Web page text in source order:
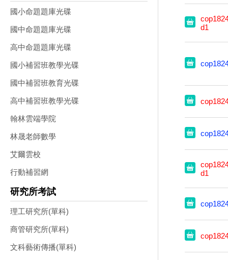
國小命題題庫光碟
國中命題題庫光碟
高中命題題庫光碟
國小補習班教學光碟
國中補習班教育光碟
高中補習班教學光碟
翰林雲端學院
林晟老師數學
艾爾雲校
行動補習網
研究所考試
理工研究所(單科)
商管研究所(單科)
文科藝術傳播(單科)
d1
d1